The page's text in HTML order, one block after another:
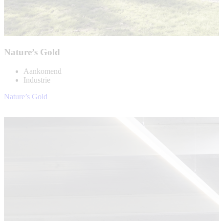
Nature’s Gold
Aankomend
Industrie
Nature’s Gold